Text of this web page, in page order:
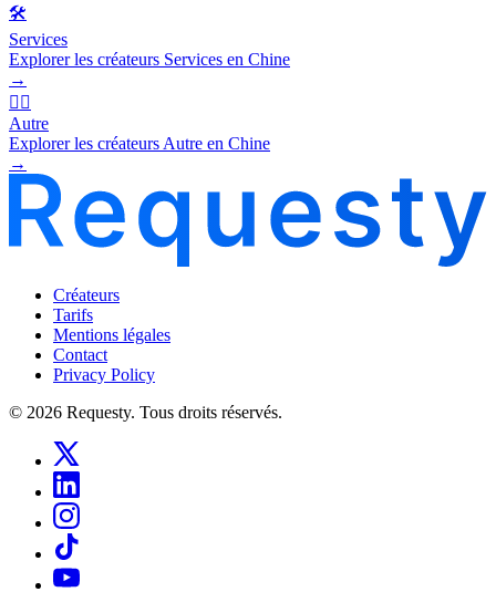
🛠️
Services
Explorer les créateurs Services en Chine
→
🧜‍♂️
Autre
Explorer les créateurs Autre en Chine
→
Créateurs
Tarifs
Mentions légales
Contact
Privacy Policy
© 2026 Requesty. Tous droits réservés.